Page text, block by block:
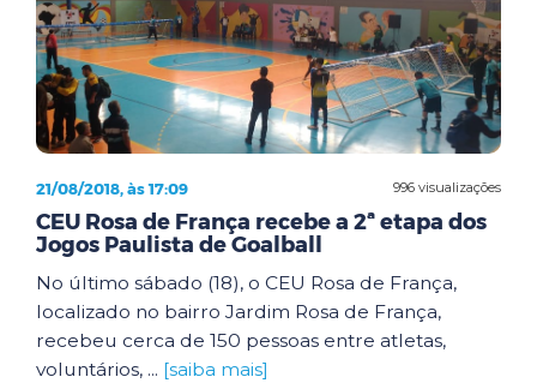
996 visualizações
21/08/2018, às 17:09
CEU Rosa de França recebe a 2ª etapa dos
Jogos Paulista de Goalball
No último sábado (18), o CEU Rosa de França,
localizado no bairro Jardim Rosa de França,
recebeu cerca de 150 pessoas entre atletas,
voluntários, ... [saiba mais]